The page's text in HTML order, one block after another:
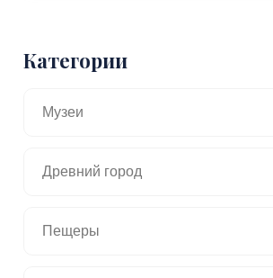
Категории
Музеи
Древний город
Пещеры